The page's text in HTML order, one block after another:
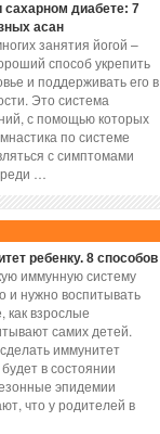
сахарном диабете: 7
асан
занятия йогой –
способ укрепить
и поддерживать его в
Это система
с помощью которых
по системе
с симптомами
…
ребенку. 8 способов
иммунную систему
и нужно воспитывать
как взрослые
самих детей.
иммунитет
в состоянии
эпидемии
что у родителей в